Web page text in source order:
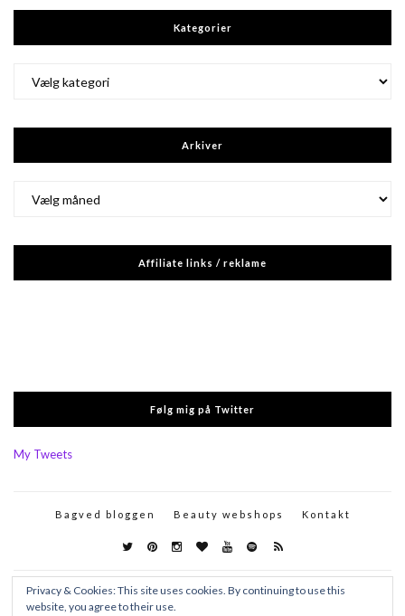
Kategorier
Arkiver
Affiliate links / reklame
Følg mig på Twitter
My Tweets
Bagved bloggen Beauty webshops Kontakt
Privacy & Cookies: This site uses cookies. By continuing to use this
website, you agree to their use.